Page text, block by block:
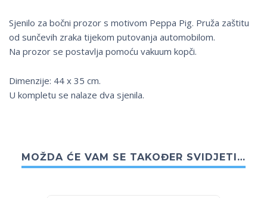
Sjenilo za bočni prozor s motivom Peppa Pig. Pruža zaštitu
od sunčevih zraka tijekom putovanja automobilom.
Na prozor se postavlja pomoću vakuum kopči.
Dimenzije: 44 x 35 cm.
U kompletu se nalaze dva sjenila.
MOŽDA ĆE VAM SE TAKOĐER SVIDJETI…